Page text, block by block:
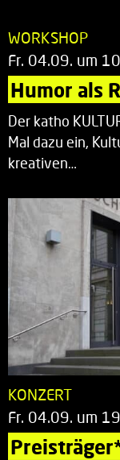
WORKSHOP
Fr. 04.09. um
Humor als
Der katho
Mal dazu ein,
kreativen…
KONZERT
Fr. 04.09. um